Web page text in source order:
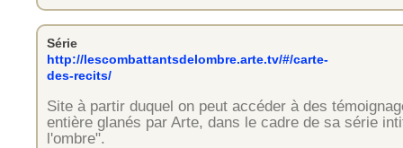
Série
http://lescombattantsdelombre.arte.tv/#/carte-
des-recits/
Site à partir duquel on peut accéder à des
entière glanés par Arte, dans le cadre de sa série
l'ombre".